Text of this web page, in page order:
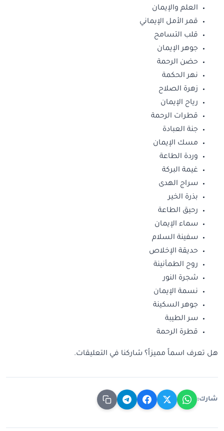
العلم والإيمان
قمر الأمل الإيماني
قلب التسامح
جوهر الإيمان
حضن الرحمة
نهر الحكمة
زهرة الصلاح
رياح الإيمان
قطرات الرحمة
جنة العبادة
مسك الإيمان
وردة الطاعة
غيمة البركة
سراج الهدى
بذرة الخير
رحيق الطاعة
سماء الإيمان
سفينة السلام
حديقة الإخلاص
روح الطمأنينة
شجرة النور
نسمة الإيمان
جوهر السكينة
سر الطيبة
قطرة الرحمة
هل تعرف اسماً مميزاً؟ شاركنا في التعليقات.
شارك: